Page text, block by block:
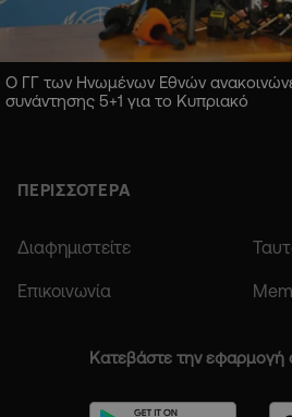
Ο ΓΓ των Ηνωμένων Εθνών
συνάντησης 5+1 για το Κυπριακό
ΠΕΡΙΣΣΟΤΕΡΑ
Διαφημιστείτε
Επικοινωνία
Κατεβάστε την εφαρμογή